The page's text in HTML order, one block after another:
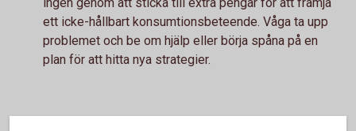
ett icke-hållbart konsumtionsbeteende. Våga ta upp
problemet och be om hjälp eller börja spåna på en
plan för att hitta nya strategier.